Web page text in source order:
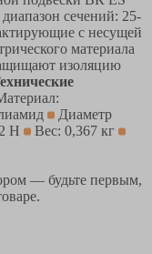
сечений: 25-
с несущей
материала
изоляцию
Диаметр
Н
Вес: 0,367 кг
— будьте первым,